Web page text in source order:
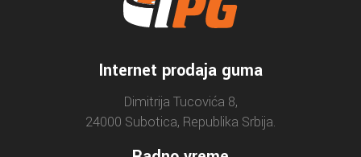
Internet prodaja guma
Dimitrija Tucovića 8,
24000 Subotica, Republika Srbija.